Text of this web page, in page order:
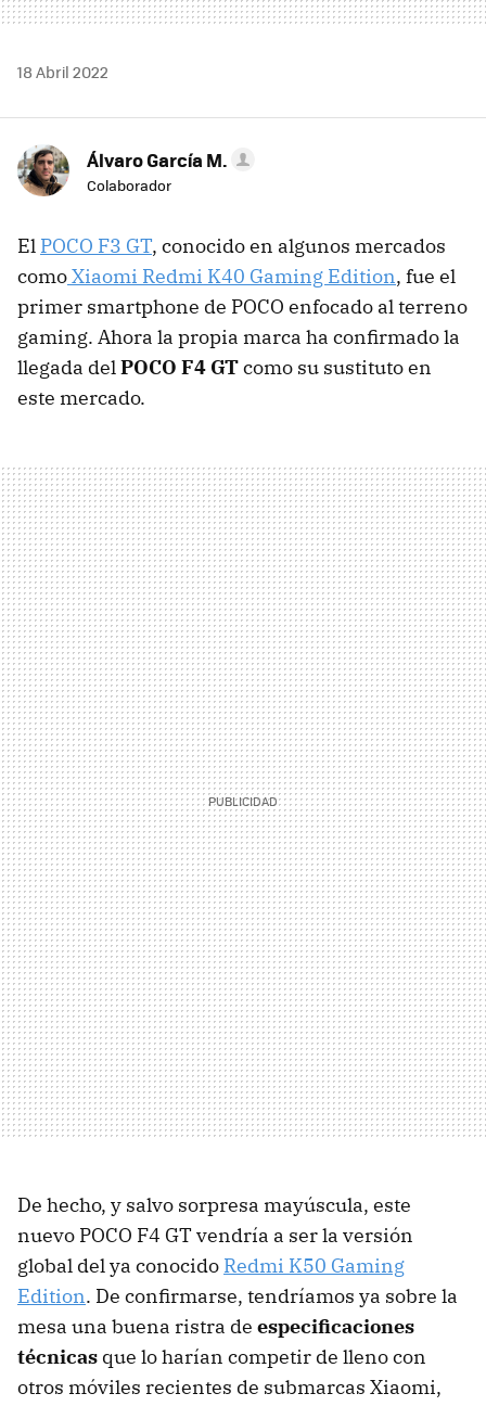
18 Abril 2022
Álvaro García M.
Colaborador
El POCO F3 GT, conocido en algunos mercados
comoXiaomi Redmi K40 Gaming Edition, fue el
primer smartphone de POCO enfocado al terreno
gaming. Ahora la propia marca ha confirmado la
llegada delPOCO F4 GTcomo su sustituto en
este mercado.
De hecho, y salvo sorpresa mayúscula, este
nuevo POCO F4 GT vendría a ser la versión
global del ya conocido Redmi K50 Gaming
Edition. De confirmarse, tendríamos ya sobre la
mesa una buena ristra de especificaciones
técnicas que lo harían competir de lleno con
otros móviles recientes de submarcas Xiaomi,